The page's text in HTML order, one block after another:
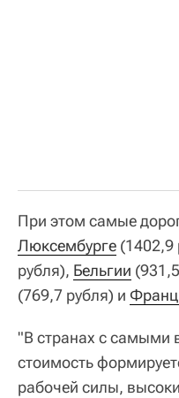
При этом самые
Люксембурге (1402,9
рубля), Бельгии
(769,7 рубля) и
"В странах с самыми
стоимость
рабочей силы,